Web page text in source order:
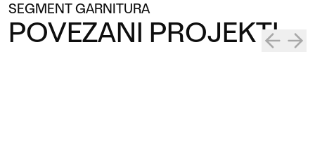
SEGMENT GARNITURA
POVEZANI PROJEKTI